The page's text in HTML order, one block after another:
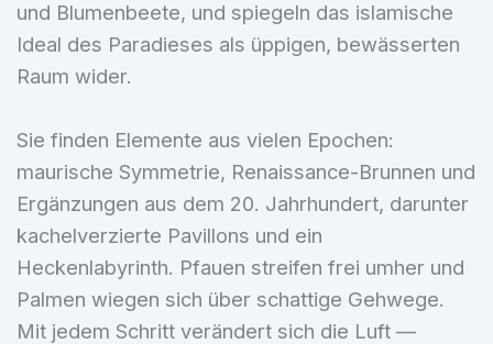
und Blumenbeete, und spiegeln das islamische
Ideal des Paradieses als üppigen, bewässerten
Raum wider.
Sie finden Elemente aus vielen Epochen:
maurische Symmetrie, Renaissance-Brunnen und
Ergänzungen aus dem 20. Jahrhundert, darunter
kachelverzierte Pavillons und ein
Heckenlabyrinth. Pfauen streifen frei umher und
Palmen wiegen sich über schattige Gehwege.
Mit jedem Schritt verändert sich die Luft —